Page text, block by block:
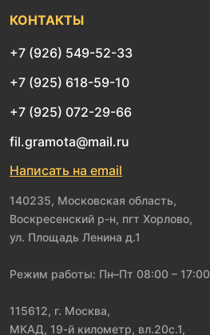
КОНТАКТЫ
+7 (926) 549-52-33
+7 (925) 618-59-10
+7 (925) 072-29-66
fil.gramota@mail.ru
Написать на email
140235, Московская область,
Воскресенский р-н, пгт Хорлово,
ул. Площадь Ленина д.1
Режим работы: Пн–Пт 08:00 – 17:00
115612, г. Москва,
МКАД, 19-й километр, вл.20с.1,